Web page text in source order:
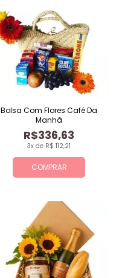
COMPRAR
3x de R$ 112,21
R$336,63
Bolsa Com Flores Café Da
Manhã